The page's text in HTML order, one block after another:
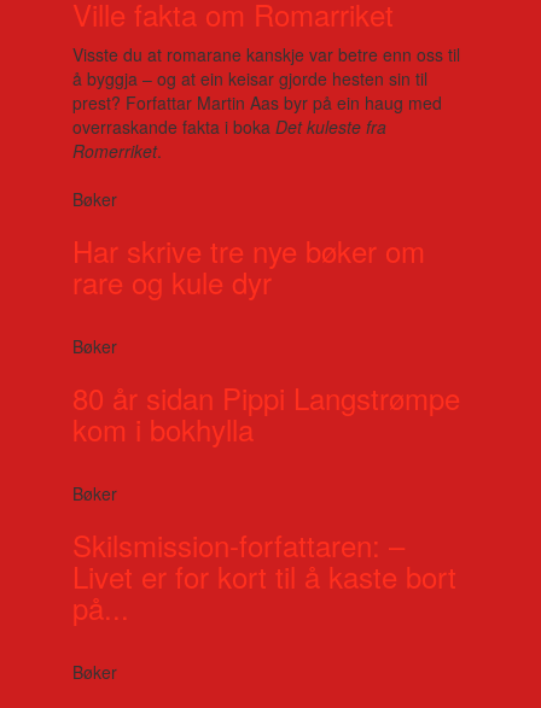
Ville fakta om Romarriket
Visste du at romarane kanskje var betre enn oss til
å byggja – og at ein keisar gjorde hesten sin til
prest? Forfattar Martin Aas byr på ein haug med
overraskande fakta i boka Det kuleste fra
Romerriket.
Bøker
Har skrive tre nye bøker om
rare og kule dyr
Bøker
80 år sidan Pippi Langstrømpe
kom i bokhylla
Bøker
Skilsmission-forfattaren: –
Livet er for kort til å kaste bort
på...
Bøker